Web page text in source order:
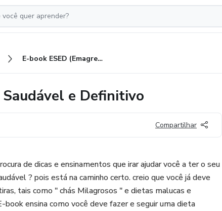
E-book ESED (Emagrecimento Saudável e Definitivo
Saudável e Definitivo
Compartilhar
de dicas e ensinamentos que irar ajudar você a ter o seu
? pois está na caminho certo. creio que você já deve
tais como " chás Milagrosos " e dietas malucas e
book ensina como você deve fazer e seguir uma dieta